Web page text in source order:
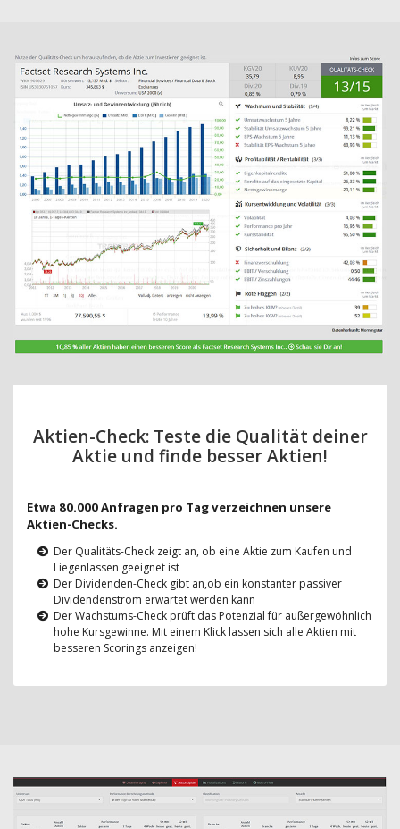
Aktien-Check: Teste die Qualität deiner
Aktie und finde besser Aktien!
Etwa 80.000 Anfragen pro Tag verzeichnen unsere
Aktien-Checks.
Der Qualitäts-Check zeigt an, ob eine Aktie zum Kaufen und
Liegenlassen geeignet ist
Der Dividenden-Check gibt an,ob ein konstanter passiver
Dividendenstrom erwartet werden kann
Der Wachstums-Check prüft das Potenzial für außergewöhnlich
hohe Kursgewinne. Mit einem Klick lassen sich alle Aktien mit
besseren Scorings anzeigen!